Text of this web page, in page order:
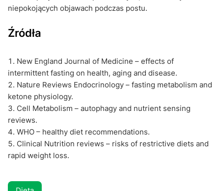
niepokojących objawach podczas postu.
Źródła
New England Journal of Medicine – effects of
intermittent fasting on health, aging and disease.
Nature Reviews Endocrinology – fasting metabolism and
ketone physiology.
Cell Metabolism – autophagy and nutrient sensing
reviews.
WHO – healthy diet recommendations.
Clinical Nutrition reviews – risks of restrictive diets and
rapid weight loss.